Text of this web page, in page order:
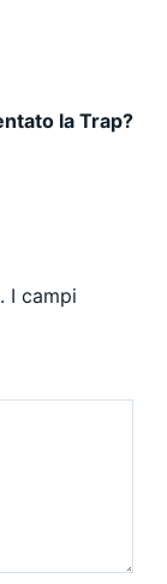
la Trap?
I campi